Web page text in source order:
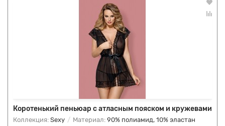
Коротенький пеньюар с атласным пояском и кружевами
Коллекция: Sexy Материал: 90% полиамид, 10% эластан